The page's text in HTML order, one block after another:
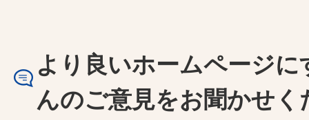
より良いホームページ
んのご意見をお聞かせく